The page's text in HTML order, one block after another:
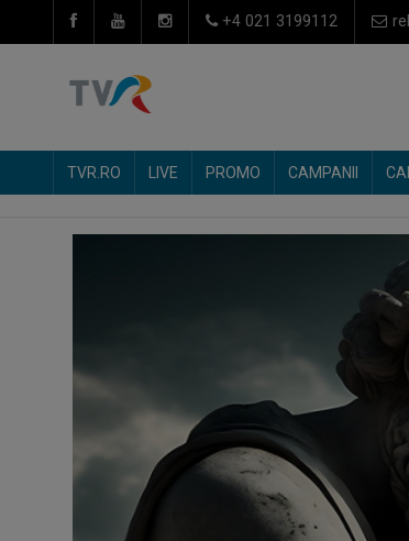
+4 021 3199112
TVR.RO LIVE PROMO CAMPANII